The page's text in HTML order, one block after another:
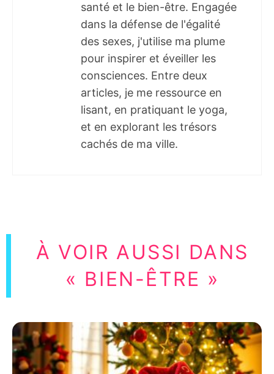
santé et le bien-être. Engagée
dans la défense de l'égalité
des sexes, j'utilise ma plume
pour inspirer et éveiller les
consciences. Entre deux
articles, je me ressource en
lisant, en pratiquant le yoga,
et en explorant les trésors
cachés de ma ville.
À VOIR AUSSI DANS
« BIEN-ÊTRE »